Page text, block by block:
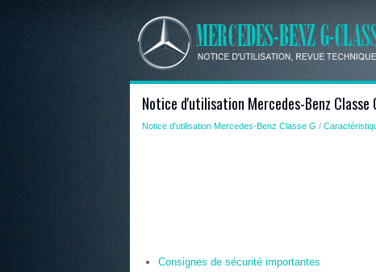
Notice d'utilisation Mercedes-Benz Classe
Notice d'utilisation Mercedes-Benz Classe G /
Consignes de sécurité importantes